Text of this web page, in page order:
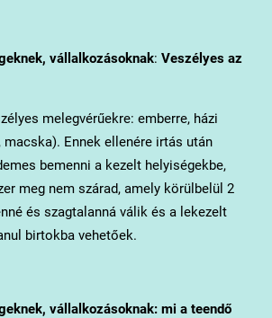
vállalkozásoknak: Veszélyes az
melegvérűekre: emberre, házi
macska). Ennek ellenére irtás után
bemenni a kezelt helyiségekbe,
meg nem szárad, amely körülbelül 2
és szagtalanná válik és a lekezelt
birtokba vehetőek.
vállalkozásoknak: mi a teendő